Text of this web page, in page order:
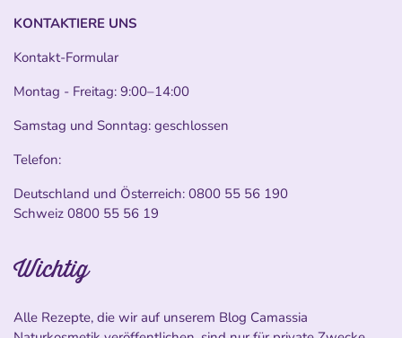
KONTAKTIERE UNS
Kontakt-Formular
Montag - Freitag: 9:00–14:00
Samstag und Sonntag: geschlossen
Telefon:
Deutschland und Österreich: 0800 55 56 190
Schweiz 0800 55 56 19
Wichtig
Alle Rezepte, die wir auf unserem Blog Camassia